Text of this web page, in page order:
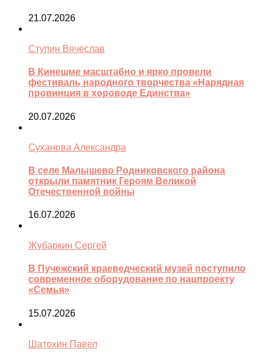
21.07.2026
Ступин Вячеслав
В Кинешме масштабно и ярко провели
фестиваль народного творчества «Нарядная
провинция в хороводе Единства»
20.07.2026
Суханова Александра
В селе Малышево Родниковского района
открыли памятник Героям Великой
Отечественной войны
16.07.2026
Жубаркин Сергей
В Пучежский краеведческий музей поступило
современное оборудование по нацпроекту
«Семья»
15.07.2026
Шатохин Павел